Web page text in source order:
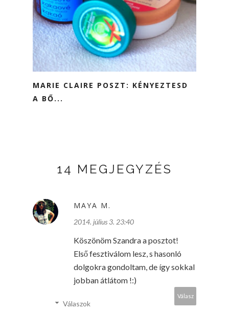
MARIE CLAIRE POSZT: KÉNYEZTESD
A BŐ...
14 MEGJEGYZÉS
MAYA M.
2014. július 3. 23:40
Köszönöm Szandra a posztot!
Első fesztiválom lesz, s hasonló
dolgokra gondoltam, de így sokkal
jobban átlátom !:)
Válasz
Válaszok